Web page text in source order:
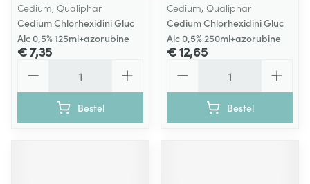
Cedium, Qualiphar
Cedium Chlorhexidini Gluc
Alc 0,5% 125ml+azorubine
€ 7,35
Bestel
Cedium, Qualiphar
Cedium Chlorhexidini Gluc
Alc 0,5% 250ml+azorubine
€ 12,65
Bestel